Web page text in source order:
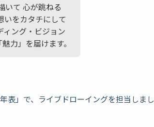
いて 心が跳ねる
いをカタチにして
ィング・ビジョン
力」を届けます。
表」で、ライブドローイングを担当しまし